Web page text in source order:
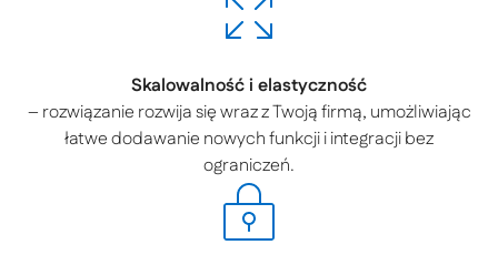
Skalowalność i elastyczność
– rozwiązanie rozwija się wraz z Twoją firmą, umożliwiając
łatwe dodawanie nowych funkcji i integracji bez
ograniczeń.